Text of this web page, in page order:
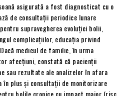
asigurată a fost diagnosticat cu o
de consultații periodice lunare
supravegherea evoluţiei bolii,
complicaţiilor, educaţia privind
medicul de familie, în urma
afecțiuni, constată că pacienții
sau rezultate ale analizelor în afara
în plus și consultaţii de monitorizare
bolile cronice cu impact major (risc